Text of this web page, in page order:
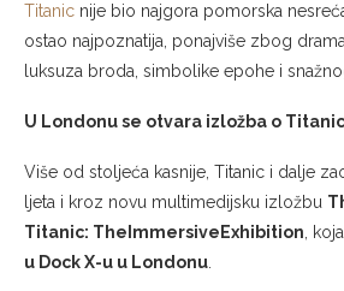
Titanic nije bio najgora pomorska
ostao najpoznatija, ponajviše zbog
luksuza broda, simbolike epohe i
U Londonu se otvara izložba o
Više od stoljeća kasnije, Titanic i dalje
ljeta i kroz novu multimedijsku izložbu
Titanic: TheImmersiveExhibition,
u Dock X-u u Londonu.